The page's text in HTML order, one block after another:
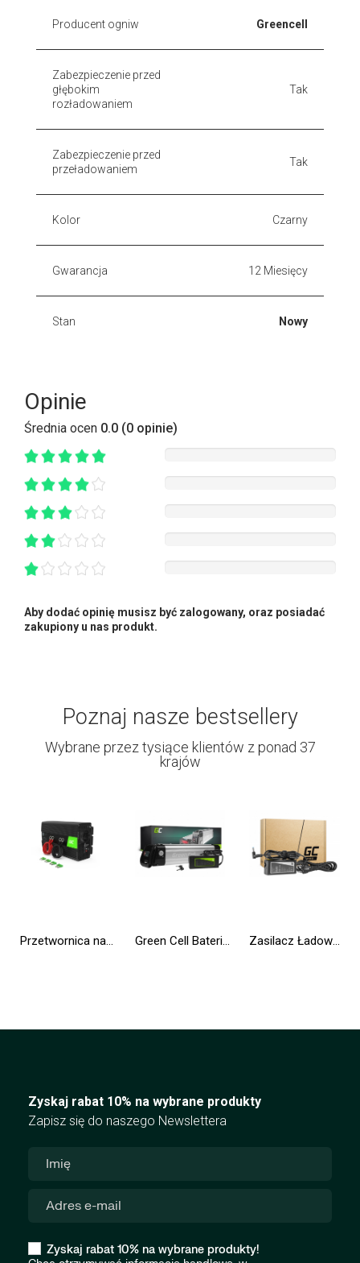
Producent ogniw Greencell
Zabezpieczenie przed
głębokim
rozładowaniem
Tak
Zabezpieczenie przed
przeładowaniem
Tak
Kolor Czarny
Gwarancja 12 Miesięcy
Stan Nowy
Opinie
Średnia ocen 0.0 (0 opinie)
Aby dodać opinię musisz być zalogowany, oraz posiadać
zakupiony u nas produkt.
Poznaj nasze bestsellery
Wybrane przez tysiące klientów z ponad 37
krajów
Przetwornica napięcia Inwerter Green Cell® 12V na 230V 1000W/2000W Modyfikowana sinusoida Green Cell Bateria do Roweru Elektrycznego 36V 10.4Ah 374Wh Silverfish Ebike 2 Pin do Zündapp, Telefunken, Ancheer z Ładowarką Zasilacz Ładowarka Green Cell PRO 19.5V 3.33A 65W do HP 250 G2 G3 G4 G5 15-R 15-R100NW 15-R101NW 15-R104NW 15-R233NW 15-R253NW
Zyskaj rabat 10% na wybrane produkty
Zapisz się do naszego Newslettera
Zyskaj rabat 10% na wybrane produkty!